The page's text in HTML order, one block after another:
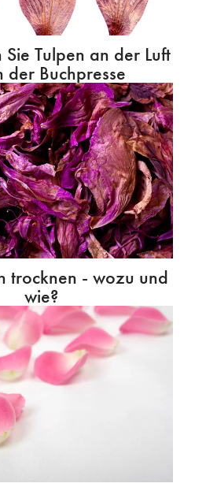
Tulpen an der Luft
der Buchpresse
trocknen - wozu und
wie?